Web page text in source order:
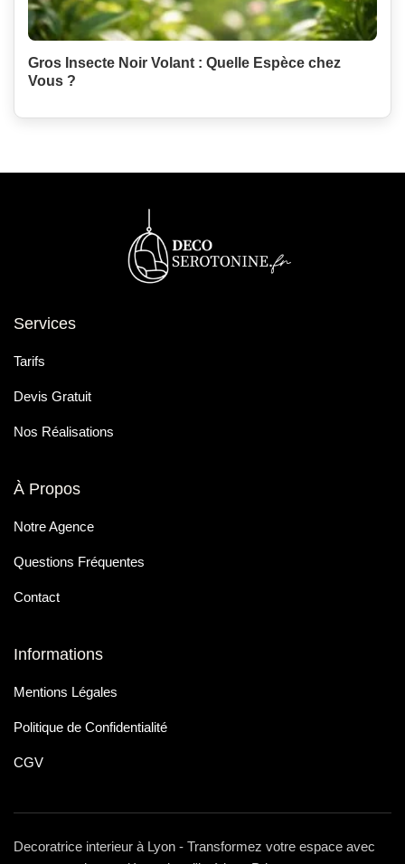
Gros Insecte Noir Volant : Quelle Espèce chez
Vous ?
Services
Tarifs
Devis Gratuit
Nos Réalisations
À Propos
Notre Agence
Questions Fréquentes
Contact
Informations
Mentions Légales
Politique de Confidentialité
CGV
Decoratrice interieur à Lyon - Transformez votre espace avec